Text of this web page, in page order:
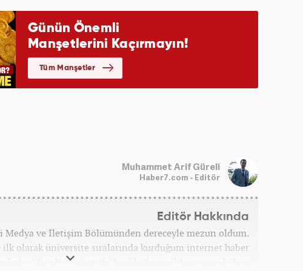
Muhammet Arif Güreli
Haber7.com - Editör
Editör Hakkında
Medya ve İletişim Bölümünden dereceyle mezun oldum.
olarak üniversite sıralarında kurduğum internet haber
Kurduğum sitede 1 yıl kadar sağlık, spor ve kültür